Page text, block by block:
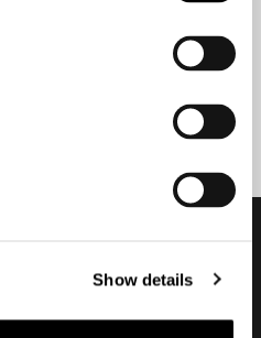
Show details